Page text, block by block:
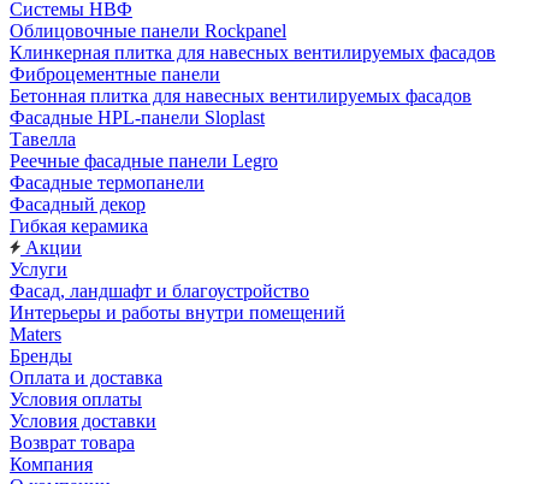
Системы НВФ
Облицовочные панели Rockpanel
Клинкерная плитка для навесных вентилируемых фасадов
Фиброцементные панели
Бетонная плитка для навесных вентилируемых фасадов
Фасадные HPL-панели Sloplast
Тавелла
Реечные фасадные панели Legro
Фасадные термопанели
Фасадный декор
Гибкая керамика
Акции
Услуги
Фасад, ландшафт и благоустройство
Интерьеры и работы внутри помещений
Maters
Бренды
Оплата и доставка
Условия оплаты
Условия доставки
Возврат товара
Компания